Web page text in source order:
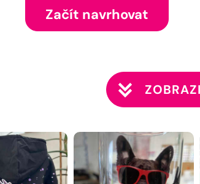
Začít navrhovat